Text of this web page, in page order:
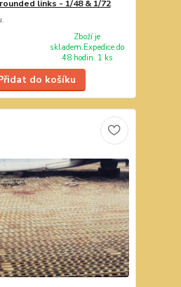
links - 1/48 & 1/72
Zboží je
skladem.Expedice do
48 hodin. 1 ks
do košíku